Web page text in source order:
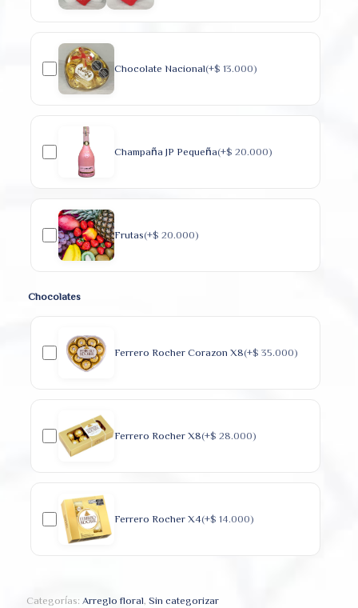
Chocolate Nacional(+$ 13.000)
Champaña JP Pequeña(+$ 20.000)
Frutas(+$ 20.000)
Chocolates
Ferrero Rocher Corazon X8(+$ 35.000)
Ferrero Rocher X8(+$ 28.000)
Ferrero Rocher X4(+$ 14.000)
Categorías: Arreglo floral, Sin categorizar